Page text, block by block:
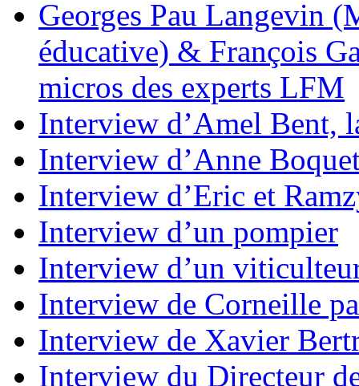
Georges Pau Langevin
éducative) & François
micros des experts LFM
Interview d’Amel Bent,
Interview d’Anne
Interview d’Eric et
Interview d’un pompier
Interview d’un
Interview de Corneille
Interview de Xavier
Interview du Directeur